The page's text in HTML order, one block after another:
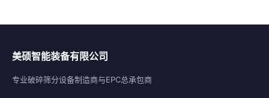
美硕智能装备有限公司
专业破碎筛分设备制造商与EPC总承包商